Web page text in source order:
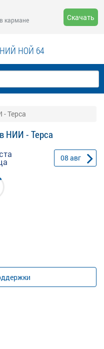
кармане
Скачать
НОЙ 64
Терса
НИИ - Терса
08 авг